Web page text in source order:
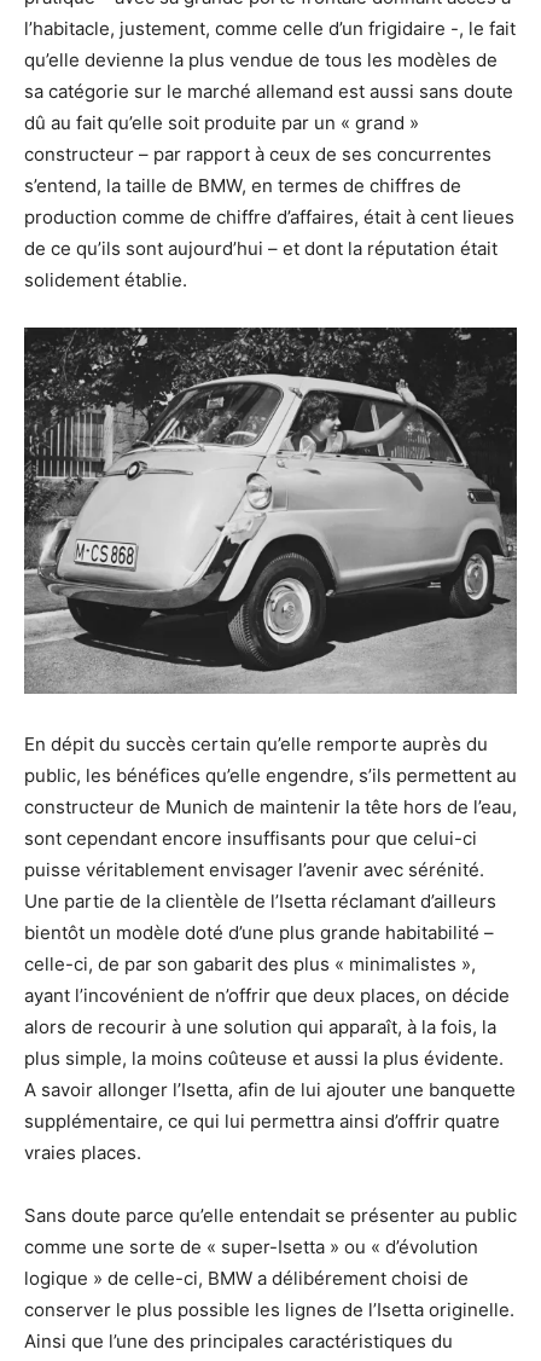
l’habitacle, justement, comme celle d’un frigidaire -, le fait
qu’elle devienne la plus vendue de tous les modèles de
sa catégorie sur le marché allemand est aussi sans doute
dû au fait qu’elle soit produite par un « grand »
constructeur – par rapport à ceux de ses concurrentes
s’entend, la taille de BMW, en termes de chiffres de
production comme de chiffre d’affaires, était à cent lieues
de ce qu’ils sont aujourd’hui – et dont la réputation était
solidement établie.
En dépit du succès certain qu’elle remporte auprès du
public, les bénéfices qu’elle engendre, s’ils permettent au
constructeur de Munich de maintenir la tête hors de l’eau,
sont cependant encore insuffisants pour que celui-ci
puisse véritablement envisager l’avenir avec sérénité.
Une partie de la clientèle de l’Isetta réclamant d’ailleurs
bientôt un modèle doté d’une plus grande habitabilité –
celle-ci, de par son gabarit des plus « minimalistes »,
ayant l’incovénient de n’offrir que deux places, on décide
alors de recourir à une solution qui apparaît, à la fois, la
plus simple, la moins coûteuse et aussi la plus évidente.
A savoir allonger l’Isetta, afin de lui ajouter une banquette
supplémentaire, ce qui lui permettra ainsi d’offrir quatre
vraies places.
Sans doute parce qu’elle entendait se présenter au public
comme une sorte de « super-Isetta » ou « d’évolution
logique » de celle-ci, BMW a délibérement choisi de
conserver le plus possible les lignes de l’Isetta originelle.
Ainsi que l’une des principales caractéristiques du